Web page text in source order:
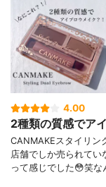
4.00
2種類の質感でア
CANMAKEスタイリン
店舗でしか売られてい
って感じでした😳笑